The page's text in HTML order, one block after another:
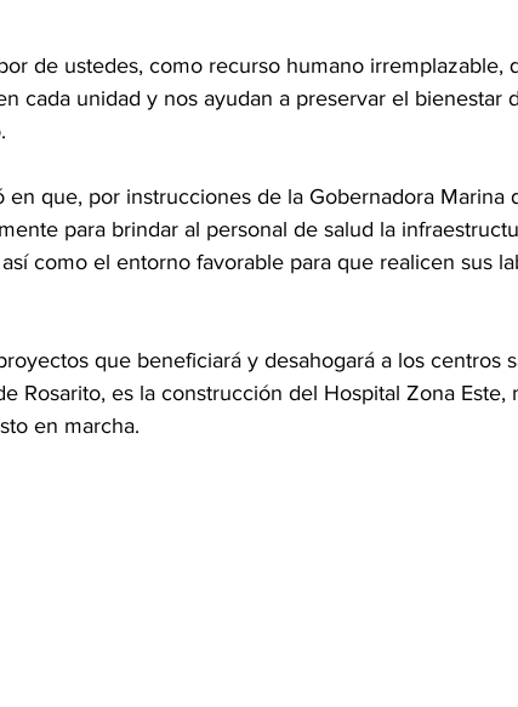
de ustedes, como recurso humano irremplazable,
cada unidad y nos ayudan a preservar el bienestar
en que, por instrucciones de la Gobernadora Marina
para brindar al personal de salud la
como el entorno favorable para que realicen sus
que beneficiará y desahogará a los centros
Rosarito, es la construcción del Hospital Zona Este,
en marcha.